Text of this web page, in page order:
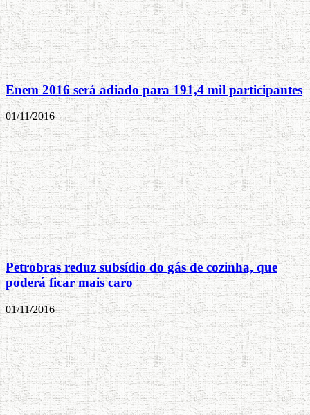
Enem 2016 será adiado para 191,4 mil participantes
01/11/2016
Petrobras reduz subsídio do gás de cozinha, que
poderá ficar mais caro
01/11/2016